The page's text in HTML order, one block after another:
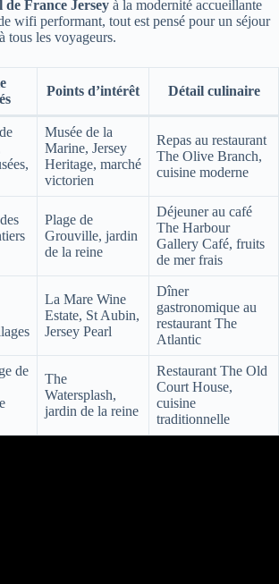
de France Jersey à la modernité accueillante
wifi performant, tout est pensé pour un séjour
tous les voyageurs.
Points d’intérêt Détail culinaire
Musée de la
Marine, Jersey
Heritage, marché
victorien
Repas au restaurant
The Olive Branch,
cuisine moderne
Plage de
Grouville, jardin
de la reine
Déjeuner au café
The Harbour
Gallery Café, fruits
de mer frais
La Mare Wine
Estate, St Aubin,
Jersey Pearl
Dîner
gastronomique au
restaurant The
Atlantic
de
The
Watersplash,
jardin de la reine
Restaurant The Old
Court House,
cuisine
traditionnelle